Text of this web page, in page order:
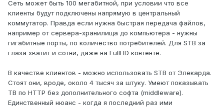
Сеть может быть 100 мегабитной, при условии что все
клиенты будут подключены напрямую в центральный
коммутатор. Правда если нужна быстрая передача файлов,
например от сервера-хранилища до компьютера - нужны
гигабитные порты, по количество потребителей. Для STB за
глаза хватит и сотни, даже на FullHD контенте.
В качестве клиентов - можно использовать STB от Элекарда.
Стоят они, вроде, около 4 тысяч за штуку. Умеют показывать
ТВ по HTTP без дополнительного софта (middleware).
Единственный нюанс - когда я последний раз ими